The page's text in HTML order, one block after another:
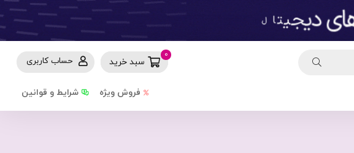
حساب کاربری سبد خرید
0
شرایط و قوانین فروش ویژه